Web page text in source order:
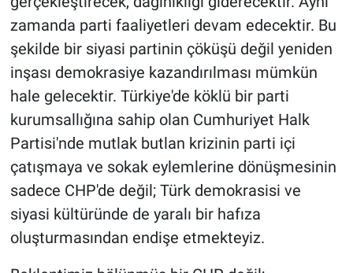
zamanda parti faaliyetleri devam edecektir. Bu
şekilde bir siyasi partinin çöküşü değil yeniden
inşası demokrasiye kazandırılması mümkün
hale gelecektir. Türkiye'de köklü bir parti
kurumsallığına sahip olan Cumhuriyet Halk
Partisi'nde mutlak butlan krizinin parti içi
çatışmaya ve sokak eylemlerine dönüşmesinin
sadece CHP'de değil; Türk demokrasisi ve
siyasi kültüründe de yaralı bir hafıza
oluşturmasından endişe etmekteyiz.